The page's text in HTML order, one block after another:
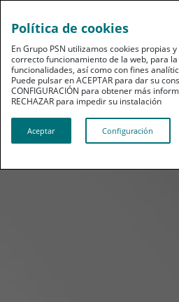
Política de cookies
En Grupo PSN utilizamos cookies propias
correcto funcionamiento de la web, para
funcionalidades, así como con fines
Puede pulsar en ACEPTAR para dar su
CONFIGURACIÓN para obtener más
RECHAZAR para impedir su instalación​​​​​​​
Aceptar Configuración